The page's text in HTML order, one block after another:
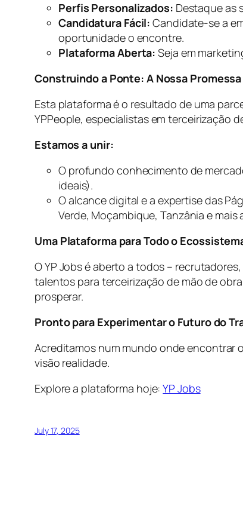
Perfis Personalizados: Destaque as
Candidatura Fácil: Candidate-se a
oportunidade o encontre.
Plataforma Aberta: Seja em
Construindo a Ponte: A Nossa
Esta plataforma é o resultado de uma
YPPeople, especialistas em terceirização
Estamos a unir:
O profundo conhecimento de
ideais).
O alcance digital e a expertise das
Verde, Moçambique, Tanzânia e mais
Uma Plataforma para Todo o
O YP Jobs é aberto a todos –
talentos para terceirização de mão de
prosperar.
Pronto para Experimentar o Futuro do
Acreditamos num mundo onde encontrar
visão realidade.
Explore a plataforma hoje:YP Jobs
July 17, 2025